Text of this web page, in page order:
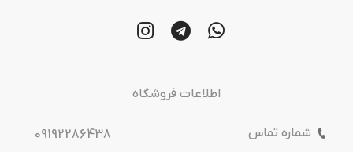
اطلاعات فروشگاه
شماره تماس
09192286438